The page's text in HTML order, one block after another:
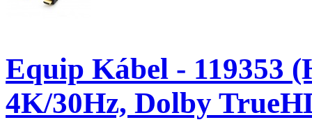
Equip Kábel - 119353
4K/30Hz, Dolby